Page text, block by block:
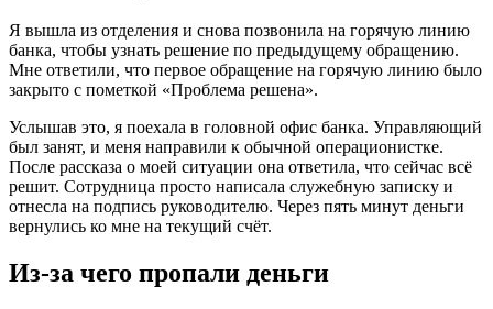
Я вышла из отделения и снова позвонила на горячую линию
банка, чтобы узнать решение по предыдущему обращению.
Мне ответили, что первое обращение на горячую линию было
закрыто с пометкой «Проблема решена».
Услышав это, я поехала в головной офис банка. Управляющий
был занят, и меня направили к обычной операционистке.
После рассказа о моей ситуации она ответила, что сейчас всё
решит. Сотрудница просто написала служебную записку и
отнесла на подпись руководителю. Через пять минут деньги
вернулись ко мне на текущий счёт.
Из-за чего пропали деньги